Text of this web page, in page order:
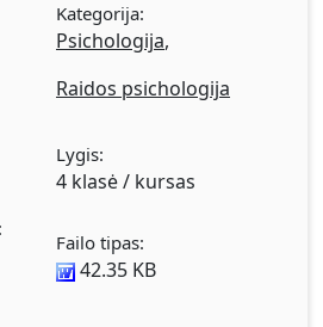
Kategorija:
Psichologija,
Raidos psichologija
Lygis:
4 klasė / kursas
Failo tipas:
42.35 KB